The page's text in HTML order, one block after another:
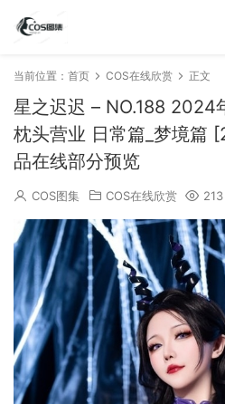
当前位置： 首页 COS在线欣赏 正文
星之迟迟 – NO.188 2024
枕头营业 日常篇_梦境篇
品在线部分预览
COS图集 COS在线欣赏 213